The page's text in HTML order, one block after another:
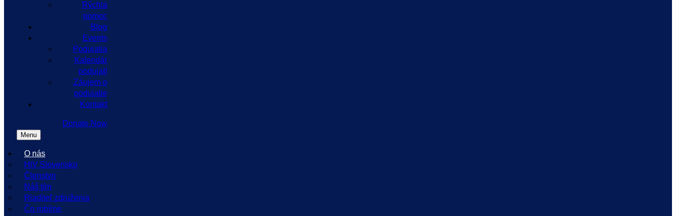
Rýchla
pomoc
Blog
Events
Podujatia
Kalendár
podujatí
Záujem o
podujatie
Kontakt
Donate Now
Menu
O nás
HIV Slovensko
Členstvo
Náš tím
Riaditeľ združenia
Čo robíme